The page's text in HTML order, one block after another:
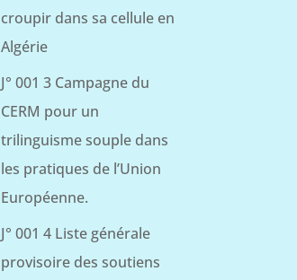
croupir dans sa cellule en
Algérie
J° 001 3 Campagne du
CERM pour un
trilinguisme souple dans
les pratiques de l’Union
Européenne.
J° 001 4 Liste générale
provisoire des soutiens